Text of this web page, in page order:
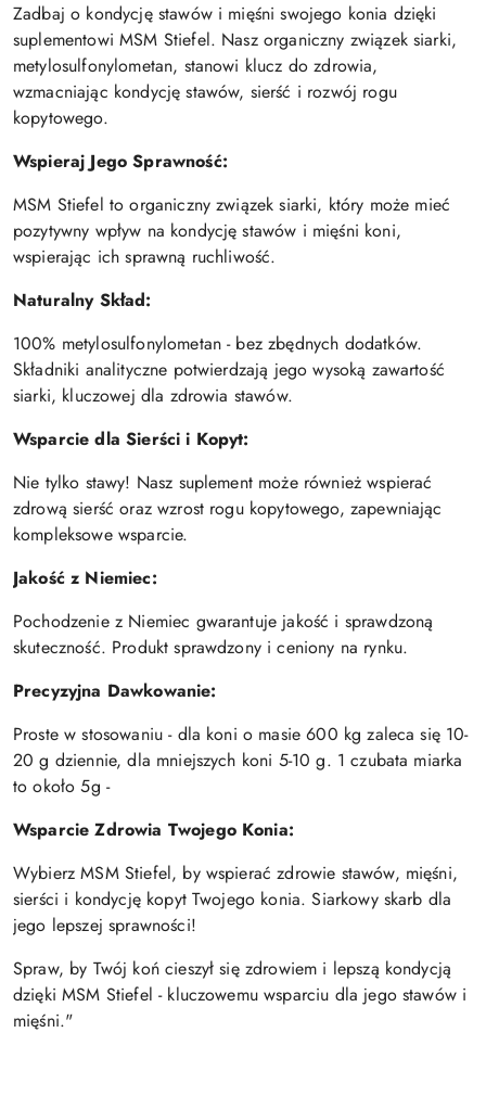
Zadbaj o kondycję stawów i mięśni swojego konia dzięki
suplementowi MSM Stiefel. Nasz organiczny związek siarki,
metylosulfonylometan, stanowi klucz do zdrowia,
wzmacniając kondycję stawów, sierść i rozwój rogu
kopytowego.
Wspieraj Jego Sprawność:
MSM Stiefel to organiczny związek siarki, który może mieć
pozytywny wpływ na kondycję stawów i mięśni koni,
wspierając ich sprawną ruchliwość.
Naturalny Skład:
100% metylosulfonylometan - bez zbędnych dodatków.
Składniki analityczne potwierdzają jego wysoką zawartość
siarki, kluczowej dla zdrowia stawów.
Wsparcie dla Sierści i Kopyt:
Nie tylko stawy! Nasz suplement może również wspierać
zdrową sierść oraz wzrost rogu kopytowego, zapewniając
kompleksowe wsparcie.
Jakość z Niemiec:
Pochodzenie z Niemiec gwarantuje jakość i sprawdzoną
skuteczność. Produkt sprawdzony i ceniony na rynku.
Precyzyjna Dawkowanie:
Proste w stosowaniu - dla koni o masie 600 kg zaleca się 10-
20 g dziennie, dla mniejszych koni 5-10 g. 1 czubata miarka
to około 5g -
Wsparcie Zdrowia Twojego Konia:
Wybierz MSM Stiefel, by wspierać zdrowie stawów, mięśni,
sierści i kondycję kopyt Twojego konia. Siarkowy skarb dla
jego lepszej sprawności!
Spraw, by Twój koń cieszył się zdrowiem i lepszą kondycją
dzięki MSM Stiefel - kluczowemu wsparciu dla jego stawów i
mięśni."